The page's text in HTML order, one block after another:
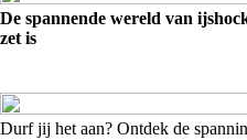
De spannende wereld van
zet is
Durf jij het aan? Ontdek de